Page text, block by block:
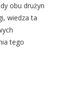
obu drużyn
wiedza ta
tego